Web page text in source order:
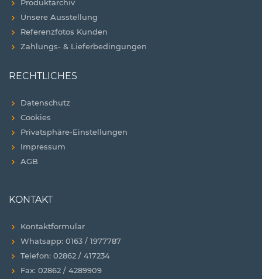
Produktarchiv
Unsere Ausstellung
Referenzfotos Kunden
Zahlungs- & Lieferbedingungen
RECHTLICHES
Datenschutz
Cookies
Privatsphäre-Einstellungen
Impressum
AGB
KONTAKT
Kontaktformular
Whatsapp: 0163 / 1977787
Telefon: 02862 / 417234
Fax: 02862 / 4289909